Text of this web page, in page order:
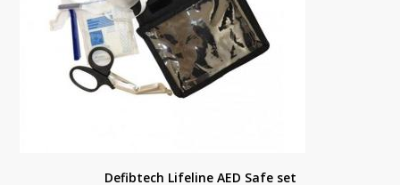
Defibtech Lifeline AED Safe set